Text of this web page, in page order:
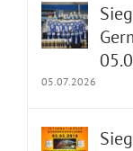
05.07.2026